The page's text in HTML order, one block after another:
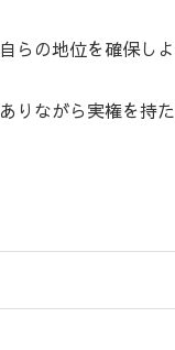
の地位を確保しよ
りながら実権を持